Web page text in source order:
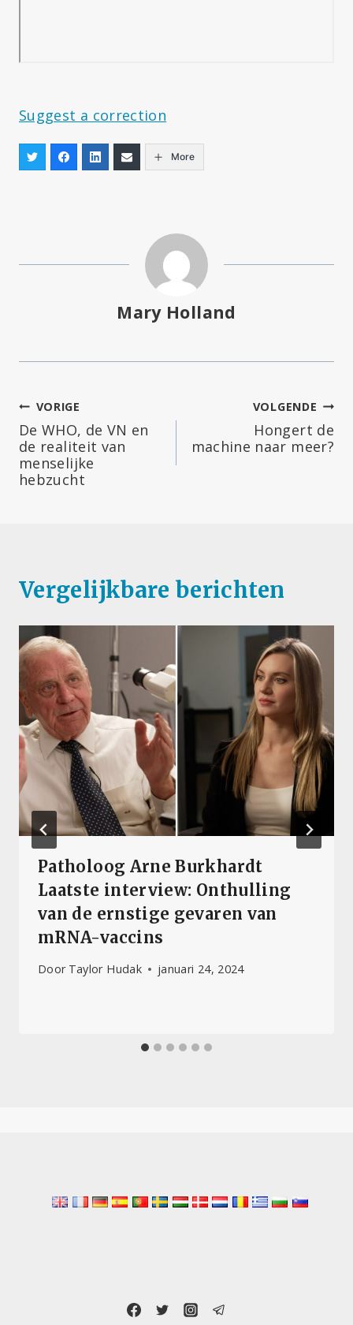
Suggest a correction
More
Mary Holland
Bericht
navigatie
VORIGE
De WHO, de VN en
de realiteit van
menselijke
hebzucht
VOLGENDE
Hongert de
machine naar meer?
Vergelijkbare berichten
Patholoog Arne Burkhardt
Laatste interview: Onthulling
van de ernstige gevaren van
mRNA-vaccins
Door Taylor Hudak januari 24, 2024